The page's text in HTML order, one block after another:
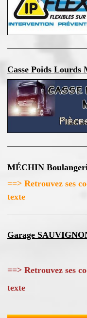
Casse Poids Lourds
MÉCHIN
==> Retrouvez ses
texte
Garage
==> Retrouvez ses
texte